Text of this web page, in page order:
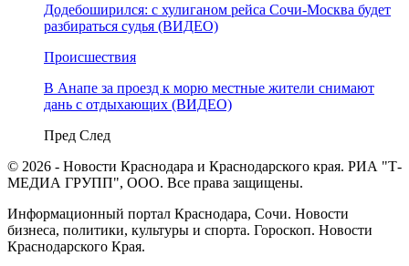
Додебоширился: с хулиганом рейса Сочи-Москва будет
разбираться судья (ВИДЕО)
Происшествия
В Анапе за проезд к морю местные жители снимают
дань с отдыхающих (ВИДЕО)
Пред След
© 2026 - Новости Краснодара и Краснодарского края. РИА "Т-
МЕДИА ГРУПП", ООО. Все права защищены.
Информационный портал Краснодара, Сочи. Новости
бизнеса, политики, культуры и спорта. Гороскоп. Новости
Краснодарского Края.